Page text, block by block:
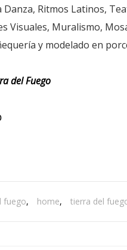
Danza, Ritmos Latinos,
Visuales, Muralismo,
y modelado en
del Fuego
fuego, home, tierra del